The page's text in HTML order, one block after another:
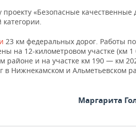
«Безопасные качественные
категории.
23 км федеральных дорог. Работы по
на 12-километровом участке (км
районе и на участке км 190 — км
в Нижнекамском и Альметьевском
Маргарита